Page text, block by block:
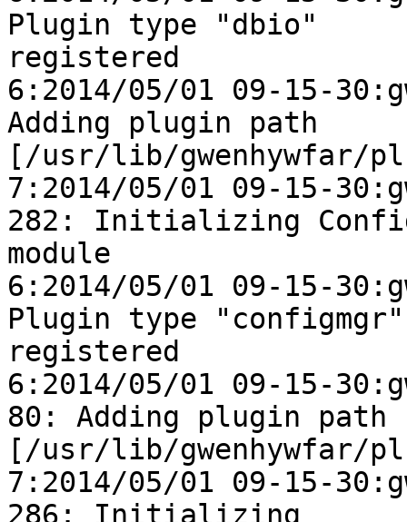
Plugin type "dbio"
registered
6:2014/05/01 09-15-
Adding plugin path
[/usr/lib/gwenhywfar/
7:2014/05/01 09-15-
282: Initializing
module
6:2014/05/01 09-15-
Plugin type "configmgr"
registered
6:2014/05/01 09-15-
80: Adding plugin path
[/usr/lib/gwenhywfar/
7:2014/05/01 09-15-
286: Initializing